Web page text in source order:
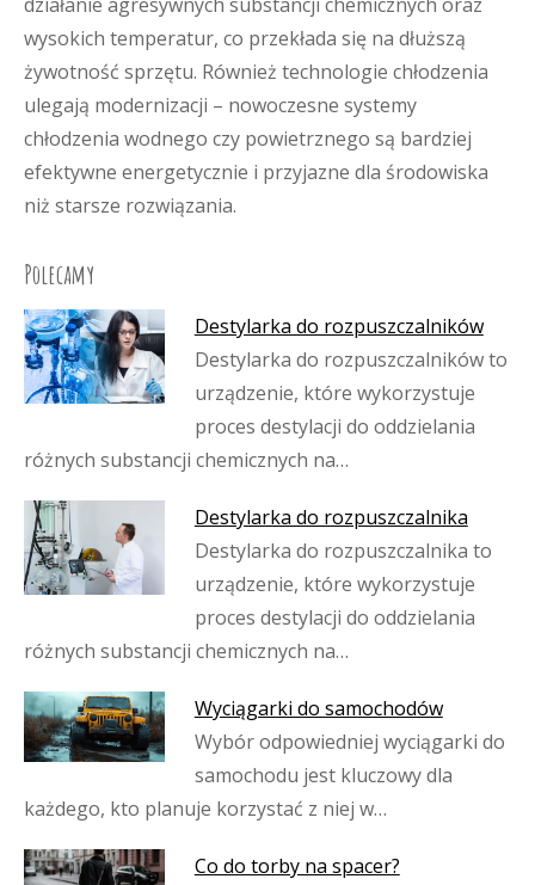
wysokich temperatur, co przekłada się na dłuższą
żywotność sprzętu. Również technologie chłodzenia
ulegają modernizacji – nowoczesne systemy
chłodzenia wodnego czy powietrznego są bardziej
efektywne energetycznie i przyjazne dla środowiska
niż starsze rozwiązania.
Polecamy
Destylarka do rozpuszczalników
Destylarka do rozpuszczalników to
urządzenie, które wykorzystuje
proces destylacji do oddzielania
różnych substancji chemicznych na…
Destylarka do rozpuszczalnika
Destylarka do rozpuszczalnika to
urządzenie, które wykorzystuje
proces destylacji do oddzielania
różnych substancji chemicznych na…
Wyciągarki do samochodów
Wybór odpowiedniej wyciągarki do
samochodu jest kluczowy dla
każdego, kto planuje korzystać z niej w…
Co do torby na spacer?